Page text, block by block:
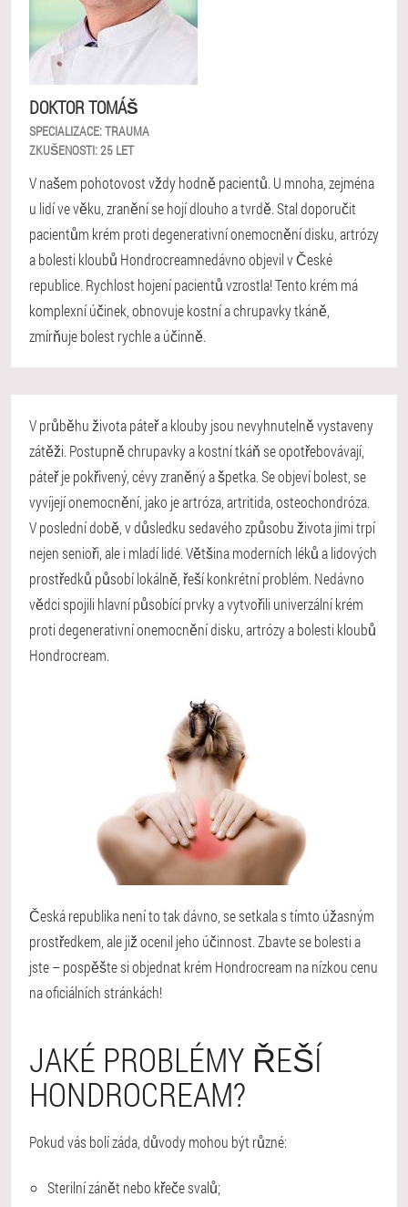
DOKTOR TOMÁŠ
SPECIALIZACE:TRAUMA
ZKUŠENOSTI:25 LET
V našem pohotovost vždy hodně pacientů. U mnoha, zejména
u lidí ve věku, zranění se hojí dlouho a tvrdě. Stal doporučit
pacientům krém proti degenerativní onemocnění disku, artrózy
a bolesti kloubů Hondrocreamnedávno objevil v České
republice. Rychlost hojení pacientů vzrostla! Tento krém má
komplexní účinek, obnovuje kostní a chrupavky tkáně,
zmírňuje bolest rychle a účinně.
V průběhu života páteř a klouby jsou nevyhnutelně vystaveny
zátěži. Postupně chrupavky a kostní tkáň se opotřebovávají,
páteř je pokřivený, cévy zraněný a špetka. Se objeví bolest, se
vyvíjejí onemocnění, jako je artróza, artritida, osteochondróza.
V poslední době, v důsledku sedavého způsobu života jimi trpí
nejen senioři, ale i mladí lidé. Většina moderních léků a lidových
prostředků působí lokálně, řeší konkrétní problém. Nedávno
vědci spojili hlavní působící prvky a vytvořili univerzální krém
proti degenerativní onemocnění disku, artrózy a bolesti kloubů
Hondrocream.
Česká republika není to tak dávno, se setkala s tímto úžasným
prostředkem, ale již ocenil jeho účinnost. Zbavte se bolesti a
jste – pospěšte si objednat krém Hondrocream na nízkou cenu
na oficiálních stránkách!
JAKÉ PROBLÉMY ŘEŠÍ
HONDROCREAM?
Pokud vás bolí záda, důvody mohou být různé:
Sterilní zánět nebo křeče svalů;